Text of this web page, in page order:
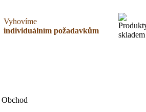
Vyhovíme
individuálním požadavkům
Obchod